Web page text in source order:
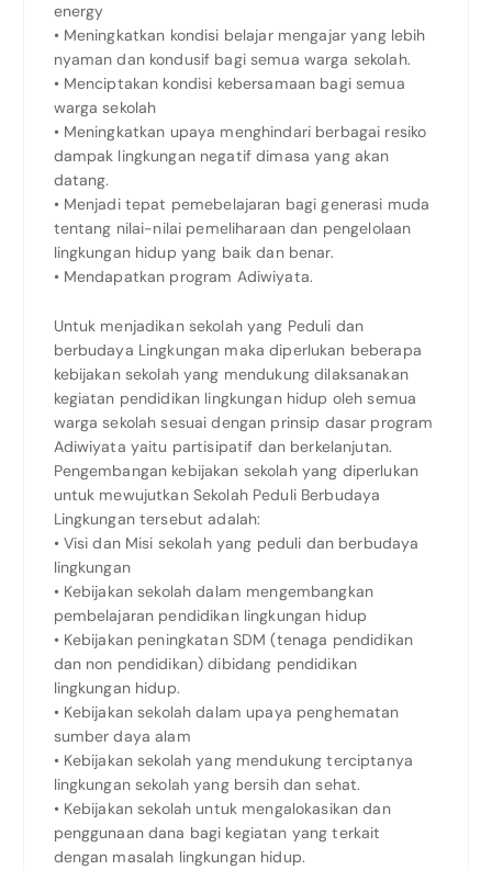
energy
• Meningkatkan kondisi belajar mengajar yang lebih
nyaman dan kondusif bagi semua warga sekolah.
• Menciptakan kondisi kebersamaan bagi semua
warga sekolah
• Meningkatkan upaya menghindari berbagai resiko
dampak lingkungan negatif dimasa yang akan
datang.
• Menjadi tepat pemebelajaran bagi generasi muda
tentang nilai-nilai pemeliharaan dan pengelolaan
lingkungan hidup yang baik dan benar.
• Mendapatkan program Adiwiyata.
Untuk menjadikan sekolah yang Peduli dan
berbudaya Lingkungan maka diperlukan beberapa
kebijakan sekolah yang mendukung dilaksanakan
kegiatan pendidikan lingkungan hidup oleh semua
warga sekolah sesuai dengan prinsip dasar program
Adiwiyata yaitu partisipatif dan berkelanjutan.
Pengembangan kebijakan sekolah yang diperlukan
untuk mewujutkan Sekolah Peduli Berbudaya
Lingkungan tersebut adalah:
• Visi dan Misi sekolah yang peduli dan berbudaya
lingkungan
• Kebijakan sekolah dalam mengembangkan
pembelajaran pendidikan lingkungan hidup
• Kebijakan peningkatan SDM (tenaga pendidikan
dan non pendidikan) dibidang pendidikan
lingkungan hidup.
• Kebijakan sekolah dalam upaya penghematan
sumber daya alam
• Kebijakan sekolah yang mendukung terciptanya
lingkungan sekolah yang bersih dan sehat.
• Kebijakan sekolah untuk mengalokasikan dan
penggunaan dana bagi kegiatan yang terkait
dengan masalah lingkungan hidup.